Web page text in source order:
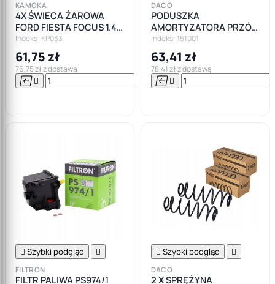
KAMOKA
4X ŚWIECA ŻAROWA
FORD FIESTA FOCUS 1.4
1.6TDCI
Indeks: KP033
61,75 zł
76,75 zł z dostawą
  

DACO
PODUSZKA
AMORTYZATORA PRZÓD
FORD FIESTA V FUSION
Indeks: 151001
63,41 zł
78,41 zł z dostawą
 
 Szybki podgląd 
FILTRON
FILTR PALIWA PS974/1
 Szybki podgląd 
DACO
2 X SPRĘŻYNA